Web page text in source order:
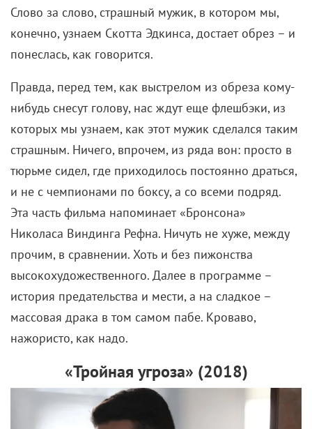
Слово за слово, страшный мужик, в котором мы,
конечно, узнаем Скотта Эдкинса, достает обрез – и
понеслась, как говорится.
Правда, перед тем, как выстрелом из обреза кому-
нибудь снесут голову, нас ждут еще флешбэки, из
которых мы узнаем, как этот мужик сделался таким
страшным. Ничего, впрочем, из ряда вон: просто в
тюрьме сидел, где приходилось постоянно драться,
и не с чемпионами по боксу, а со всеми подряд.
Эта часть фильма напоминает «Бронсона»
Николаса Виндинга Рефна. Ничуть не хуже, между
прочим, в сравнении. Хоть и без пижонства
высокохудожественного. Далее в программе –
история предательства и мести, а на сладкое –
массовая драка в том самом пабе. Кроваво,
нажористо, как надо.
«Тройная угроза» (2018)